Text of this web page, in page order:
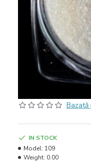
Bazată
IN STOCK
Model: 109
Weight: 0.00